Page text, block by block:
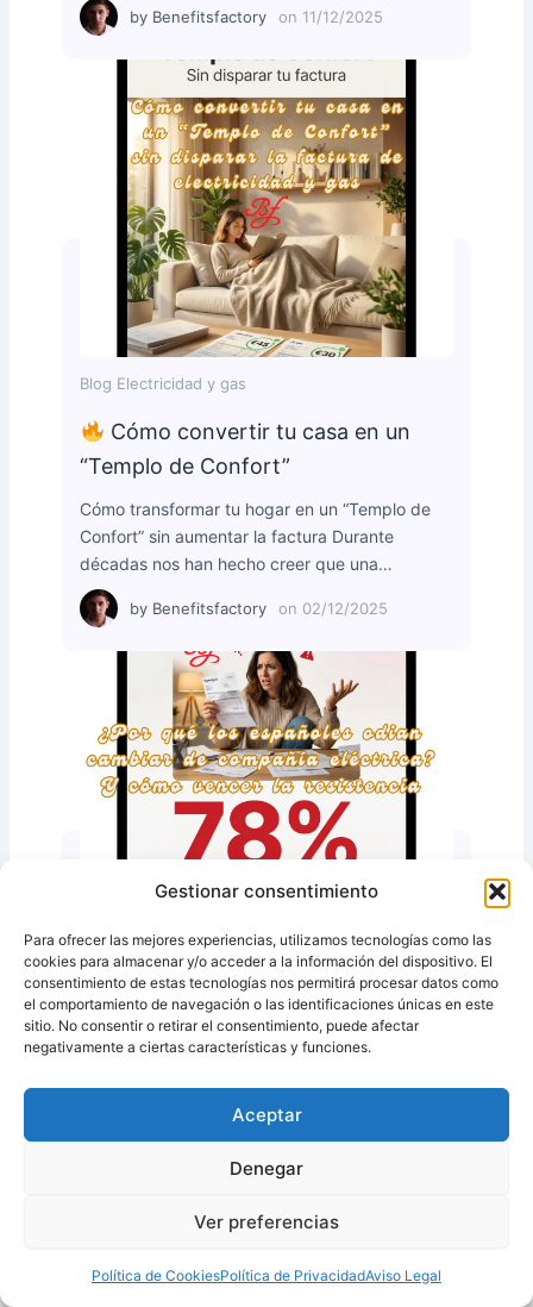
Gestionar consentimiento
Para ofrecer las mejores experiencias, utilizamos tecnologías como las
cookies para almacenar y/o acceder a la información del dispositivo. El
consentimiento de estas tecnologías nos permitirá procesar datos como
el comportamiento de navegación o las identificaciones únicas en este
sitio. No consentir o retirar el consentimiento, puede afectar
negativamente a ciertas características y funciones.
Aceptar
Denegar
Ver preferencias
Política de CookiesPolítica de PrivacidadAviso Legal
by Benefitsfactory on 11/12/2025
Blog Electricidad y gas
Cómo convertir tu casa en un
“Templo de Confort”
Cómo transformar tu hogar en un “Templo de
Confort” sin aumentar la factura Durante
décadas nos han hecho creer que una…
by Benefitsfactory on 02/12/2025
Blog Electricidad y gas
¿Por qué los españoles odian
cambiar de compañía eléctrica?
todas Cambiar de compañía eléctrica es,